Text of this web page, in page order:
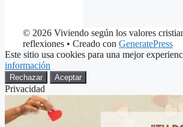
© 2026 Viviendo según los valores
reflexiones • Creado con GeneratePress
Este sitio usa cookies para una mejor
información
Rechazar Aceptar
Privacidad